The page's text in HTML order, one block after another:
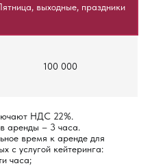
выходные, праздники
100 000
НДС 22%.
аренды – 3 часа.
время к аренде для
с услугой кейтеринга:
часа;